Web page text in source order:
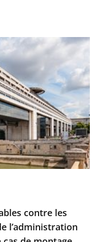
contre les
l’administration